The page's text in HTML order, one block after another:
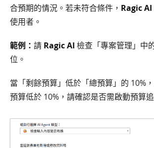
合預期的情況。若未符合條件， Ragic AI
使用者。
範例： 請 Ragic AI 檢查「專案管理」中
位。
當「剩餘預算」低於「總預算」的 10%
預算低於 10%，請確認是否需啟動預算